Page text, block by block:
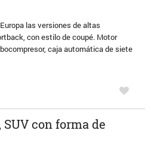
las versiones de altas
con estilo de coupé. Motor
caja automática de siete
con forma de